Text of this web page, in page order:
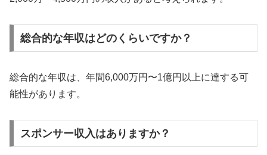
総合的な年収はどのくらいですか？
総合的な年収は、年間6,000万円〜1億円以上に達する可
能性があります。
スポンサー収入はありますか？